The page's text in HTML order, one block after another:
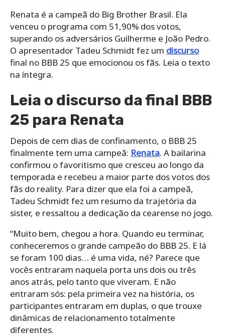
Renata é a campeã do Big Brother Brasil. Ela
venceu o programa com 51,90% dos votos,
superando os adversários Guilherme e João Pedro.
O apresentador Tadeu Schmidt fez um discurso
final no BBB 25 que emocionou os fãs. Leia o texto
na íntegra.
Leia o discurso da final BBB
25 para Renata
Depois de cem dias de confinamento, o BBB 25
finalmente tem uma campeã: Renata. A bailarina
confirmou o favoritismo que cresceu ao longo da
temporada e recebeu a maior parte dos votos dos
fãs do reality. Para dizer que ela foi a campeã,
Tadeu Schmidt fez um resumo da trajetória da
sister, e ressaltou a dedicação da cearense no jogo.
“Muito bem, chegou a hora. Quando eu terminar,
conheceremos o grande campeão do BBB 25. E lá
se foram 100 dias… é uma vida, né? Parece que
vocês entraram naquela porta uns dois ou três
anos atrás, pelo tanto que viveram. E não
entraram sós: pela primeira vez na história, os
participantes entraram em duplas, o que trouxe
dinâmicas de relacionamento totalmente
diferentes.